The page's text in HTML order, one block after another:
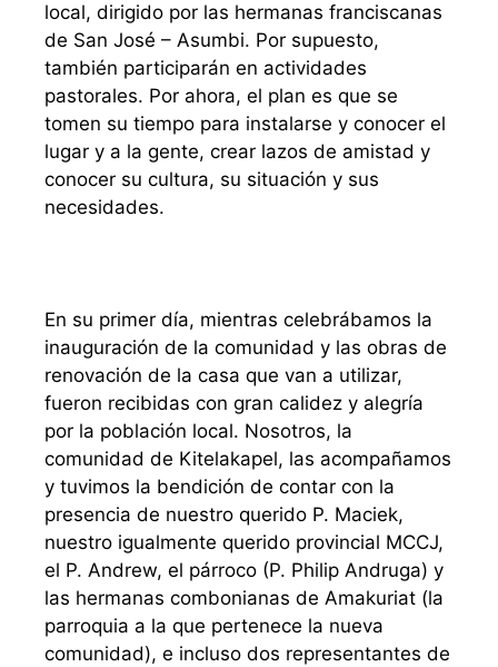
local, dirigido por las hermanas franciscanas
de San José – Asumbi. Por supuesto,
también participarán en actividades
pastorales. Por ahora, el plan es que se
tomen su tiempo para instalarse y conocer el
lugar y a la gente, crear lazos de amistad y
conocer su cultura, su situación y sus
necesidades.
En su primer día, mientras celebrábamos la
inauguración de la comunidad y las obras de
renovación de la casa que van a utilizar,
fueron recibidas con gran calidez y alegría
por la población local. Nosotros, la
comunidad de Kitelakapel, las acompañamos
y tuvimos la bendición de contar con la
presencia de nuestro querido P. Maciek,
nuestro igualmente querido provincial MCCJ,
el P. Andrew, el párroco (P. Philip Andruga) y
las hermanas combonianas de Amakuriat (la
parroquia a la que pertenece la nueva
comunidad), e incluso dos representantes de